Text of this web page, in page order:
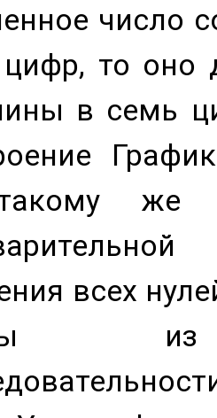
число
то оно
в семь
же
всех
из